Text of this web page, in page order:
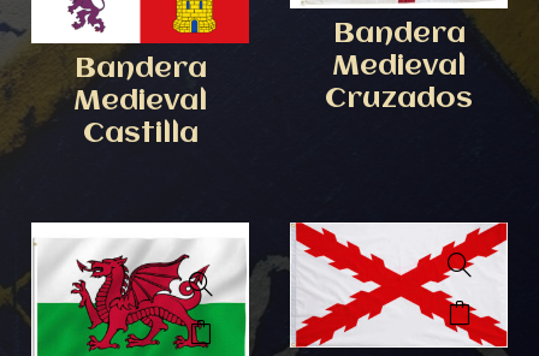
Bandera
Medieval
Castilla
Bandera
Medieval
Cruzados